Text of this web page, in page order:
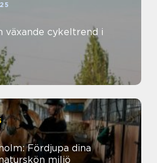
växande cykeltrend i
Fördjupa dina
miljö